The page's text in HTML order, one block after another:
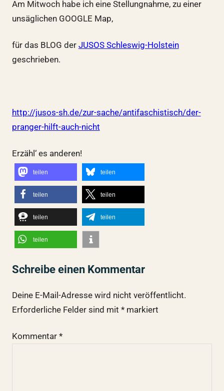
Am Mitwoch habe ich eine Stellungnahme, zu einer
unsäglichen GOOGLE Map,
für das BLOG der JUSOS Schleswig-Holstein
geschrieben.
http://jusos-sh.de/zur-sache/antifaschistisch/der-
pranger-hilft-auch-nicht
Erzähl‘ es anderen!
teilen teilen
teilen teilen
teilen teilen
teilen
Schreibe einen Kommentar
Deine E-Mail-Adresse wird nicht veröffentlicht.
Erforderliche Felder sind mit *markiert
Kommentar *